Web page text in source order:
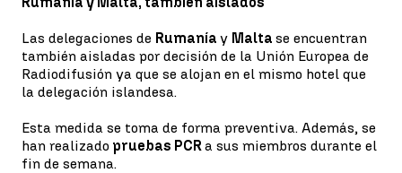
Las delegaciones de Rumanía y Malta se encuentran
también aisladas por decisión de la Unión Europea de
Radiodifusión ya que se alojan en el mismo hotel que
la delegación islandesa.
Esta medida se toma de forma preventiva. Además, se
han realizado pruebas PCRa sus miembros durante el
fin de semana.